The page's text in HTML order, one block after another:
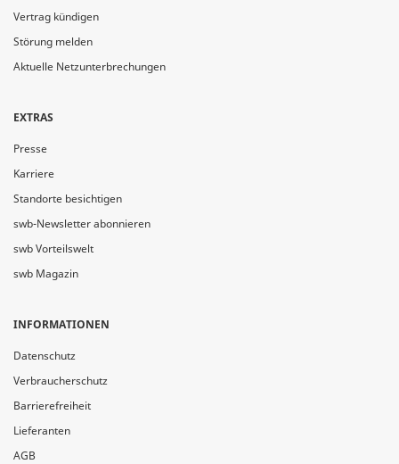
Vertrag kündigen
Störung melden
Aktuelle Netzunterbrechungen
EXTRAS
Presse
Karriere
Standorte besichtigen
swb-Newsletter abonnieren
swb Vorteilswelt
swb Magazin
INFORMATIONEN
Datenschutz
Verbraucherschutz
Barrierefreiheit
Lieferanten
AGB